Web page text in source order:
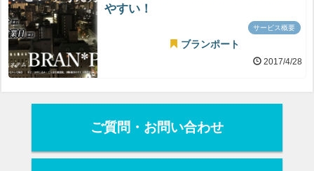
やすい！
サービス概要
ブランポート
2017/4/28
ご質問・お問い合わせ